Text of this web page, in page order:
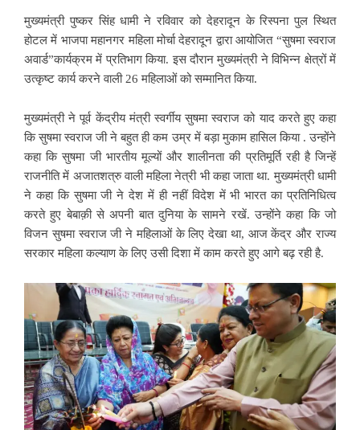
मुख्यमंत्री पुष्कर सिंह धामी ने रविवार को देहरादून के रिस्पना पुल स्थित
होटल में भाजपा महानगर महिला मोर्चा देहरादून द्वारा आयोजित “सुषमा स्वराज
अवार्ड”कार्यक्रम में प्रतिभाग किया. इस दौरान मुख्यमंत्री ने विभिन्न क्षेत्रों में
उत्कृष्ट कार्य करने वाली 26 महिलाओं को सम्मानित किया.
मुख्यमंत्री ने पूर्व केंद्रीय मंत्री स्वर्गीय सुषमा स्वराज को याद करते हुए कहा
कि सुषमा स्वराज जी ने बहुत ही कम उम्र में बड़ा मुकाम हासिल किया . उन्होंने
कहा कि सुषमा जी भारतीय मूल्यों और शालीनता की प्रतिमूर्ति रही है जिन्हें
राजनीति में अजातशत्रु वाली महिला नेत्री भी कहा जाता था. मुख्यमंत्री धामी
ने कहा कि सुषमा जी ने देश में ही नहीं विदेश में भी भारत का प्रतिनिधित्व
करते हुए बेबाक़ी से अपनी बात दुनिया के सामने रखें. उन्होंने कहा कि जो
विजन सुषमा स्वराज जी ने महिलाओं के लिए देखा था, आज केंद्र और राज्य
सरकार महिला कल्याण के लिए उसी दिशा में काम करते हुए आगे बढ़ रही है.